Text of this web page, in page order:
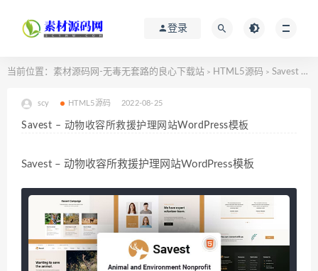
登录
当前位置： 素材源码网-无毒无套路的良心下载站 > HTML5源码 > Savest – 动物收容所救援护理网站WordPress模板
scy HTML5源码 2022-08-25
Savest – 动物收容所救援护理网站WordPress模板
Savest – 动物收容所救援护理网站WordPress模板